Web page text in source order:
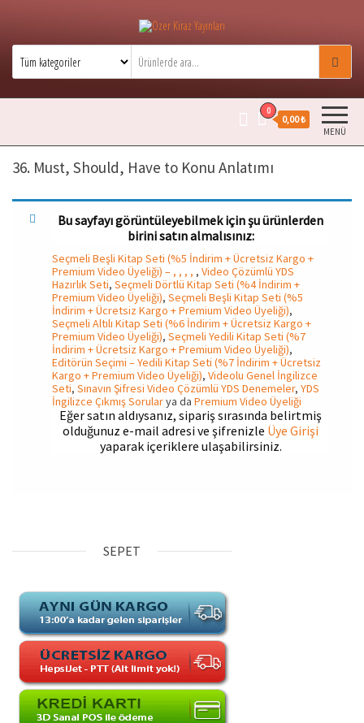
Özer Kiraz Yayınları
MENÜ
0
0,00 ₺
36. Must, Should, Have to Konu Anlatımı
Bu sayfayı görüntüleyebilmek için şu ürünlerden
birini satın almalısınız:
Seçmeli Beşli Kitap Seti (%5 İndirim + Ücretsiz Kargo +
Premium Video Üyeliği) – , , , , , Video Çözümlü YDS
Hazırlık Seti, Seçmeli Dörtlü Kitap Seti (%4 İndirim +
Premium Video Üyeliği), Seçmeli Beşli Kitap Seti (%5
İndirim + Ücretsiz Kargo + Premium Video Üyeliği),
Seçmeli Altılı Kitap Seti (%6 İndirim + Ücretsiz Kargo +
Premium Video Üyeliği), Seçmeli Yedili Kitap Seti (%7
İndirim + Ücretsiz Kargo + Premium Video Üyeliği),
Editörün Seçimi – Yedili Kitap Seti (%7 İndirim + Ücretsiz
Kargo + Premium Video Üyeliği), Videolu Genel İngilizce
Seti, Sınavın Şifresi Video Çözümlü YDS Denemeler, YDS
İngilizce Çıkmış Sorularya da Premium Video Üyeliği
Eğer satın aldıysanız, sipariş sırasında belirtmiş
olduğunuz e-mail adresi ve şifrenizle Üye Girişi
yaparak içeriklere ulaşabilirsiniz.
SEPET